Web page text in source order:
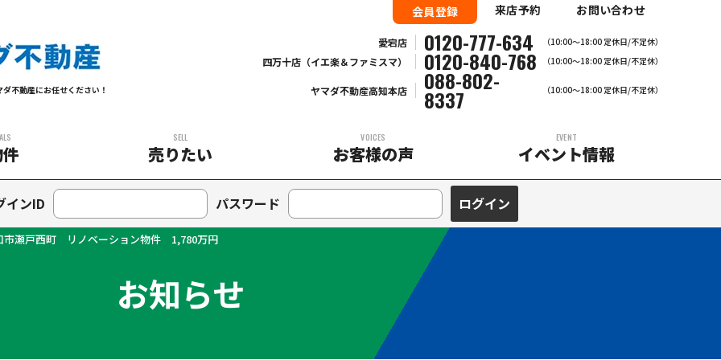
不動産にお任せください！
会員登録 来店予約 お問い合わせ
愛宕店 0120-777-634 （10:00～18:00 定休日/不定休）
四万十店（イエ楽＆ファミスマ） 0120-840-768 （10:00〜18:00 定休日/不定休）
ヤマダ不動産高知本店 088-802-
8337 （10:00～18:00 定休日/不定休）
SELL
売りたい
VOICES
お客様の声
EVENT
イベント情報
インID パスワード
市瀬戸西町 リノベーション物件 1,780万円
お知らせ